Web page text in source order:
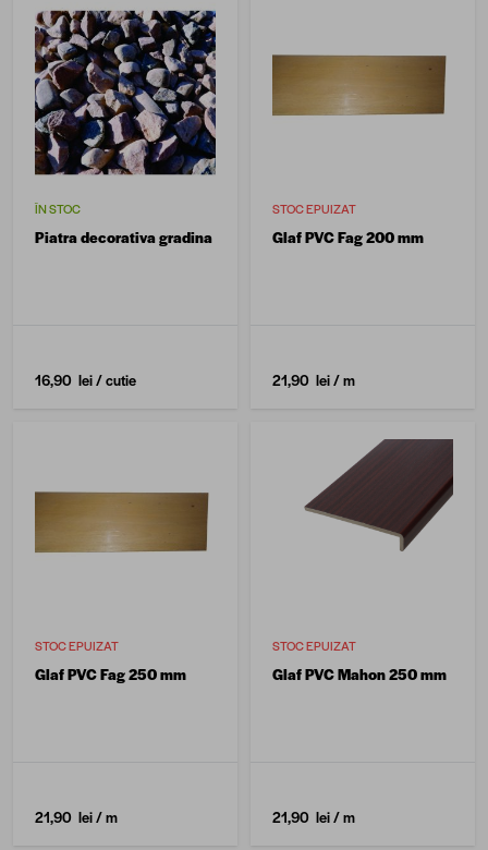
ÎN STOC
Piatra decorativa gradina
16,90 lei/ cutie
STOC EPUIZAT
Glaf PVC Fag 200 mm
21,90 lei/ m
STOC EPUIZAT
Glaf PVC Fag 250 mm
21,90 lei/ m
STOC EPUIZAT
Glaf PVC Mahon 250 mm
21,90 lei/ m